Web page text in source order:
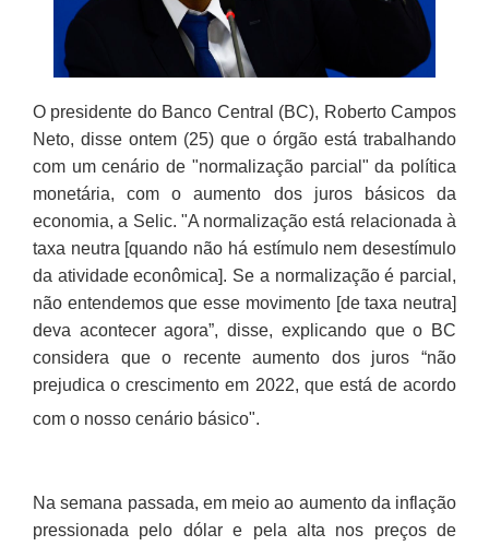
O presidente do Banco Central (BC), Roberto Campos
Neto, disse ontem (25) que o órgão está trabalhando
com um cenário de "normalização parcial" da política
monetária, com o aumento dos juros básicos da
economia, a Selic. "A normalização está relacionada à
taxa neutra [quando não há estímulo nem desestímulo
da atividade econômica]. Se a normalização é parcial,
não entendemos que esse movimento [de taxa neutra]
deva acontecer agora”, disse, explicando que o BC
considera que o recente aumento dos juros “não
prejudica o crescimento em 2022, que está de acordo
com o nosso cenário básico".
Na semana passada, em meio ao aumento da inflação
pressionada pelo dólar e pela alta nos preços de